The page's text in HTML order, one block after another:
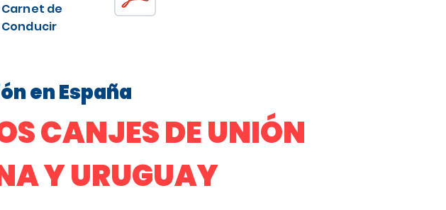
Carnet de
Conducir
en España
CANJES DE UNIÓN
Y URUGUAY